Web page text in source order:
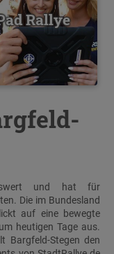
Rallye
und hat für
Die im Bundesland
auf eine bewegte
heutigen Tage aus.
Bargfeld-Stegen den